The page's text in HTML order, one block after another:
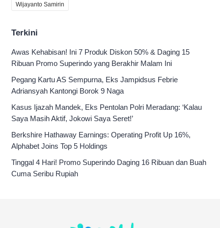
Wijayanto Samirin
Terkini
Awas Kehabisan! Ini 7 Produk Diskon 50% & Daging 15
Ribuan Promo Superindo yang Berakhir Malam Ini
Pegang Kartu AS Sempurna, Eks Jampidsus Febrie
Adriansyah Kantongi Borok 9 Naga
Kasus Ijazah Mandek, Eks Pentolan Polri Meradang: ‘Kalau
Saya Masih Aktif, Jokowi Saya Seret!’
Berkshire Hathaway Earnings: Operating Profit Up 16%,
Alphabet Joins Top 5 Holdings
Tinggal 4 Hari! Promo Superindo Daging 16 Ribuan dan Buah
Cuma Seribu Rupiah